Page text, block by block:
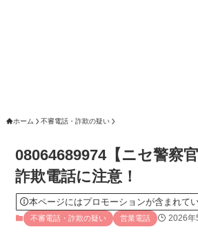
ホーム 不審電話・詐欺の疑い
08064689974【ニセ警察
詐欺電話に注意！
本ページにはプロモーションが含まれて
不審電話・詐欺の疑い 営業電話 2026年